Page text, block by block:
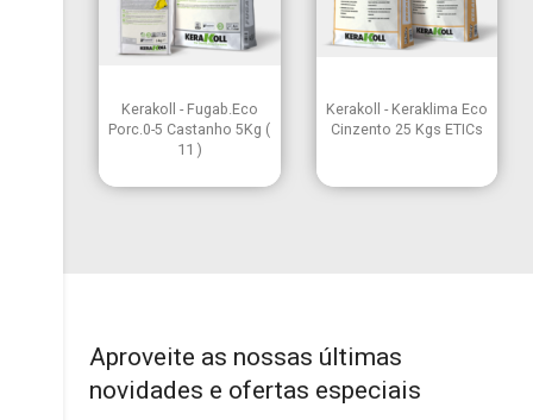
Vista rápida
Kerakoll - Fugab.Eco
Porc.0-5 Castanho 5Kg (
11 )
 Vista rápida
Kerakoll - Keraklima Eco
Cinzento 25 Kgs ETICs
Aproveite as nossas últimas
novidades e ofertas especiais